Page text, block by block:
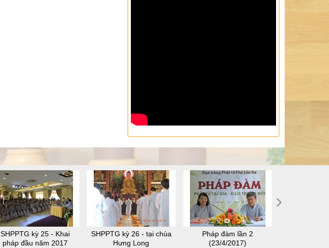
SHPPTG kỳ 25 - Khai
pháp đầu năm 2017
SHPPTG kỳ 26 - tại chùa
Hưng Long
Pháp đàm lần 2
(23/4/2017)